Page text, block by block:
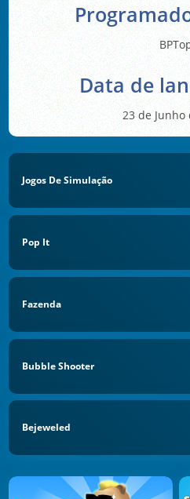
Data de
23 de Junho
Jogos De Simulação
Pop It
Fazenda
Bubble Shooter
Bejeweled